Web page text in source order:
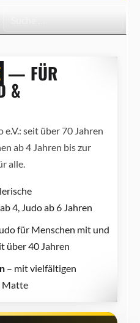
— FÜR
&
e.V.: seit über 70 Jahren
ab 4 Jahren bis zur
alle.
4, Judo ab 6 Jahren
für Menschen mit und
über 40 Jahren
– mit vielfältigen
Matte